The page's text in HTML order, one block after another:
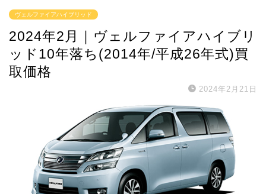
ヴェルファイアハイブリッド
2024年2月｜ヴェルファイアハイブリ
ッド10年落ち(2014年/平成26年式)買
取価格
2024年2月21日